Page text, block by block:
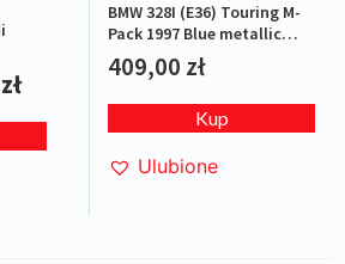
zł
BMW 328I (E36) Touring M-
Pack 1997 Blue metallic
L.E.1/4000
409,00 zł
Kup
Ulubione